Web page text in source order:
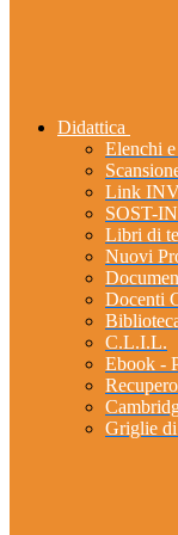
Didattica
Elenchi
Link
SOST-
Libri di
Nuovi
Docenti
C.L.I.L.
Ebook -
Recupero
Griglie